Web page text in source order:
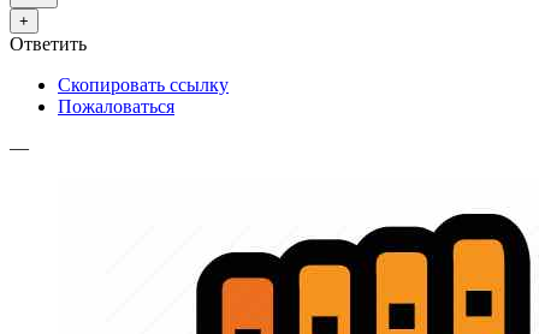
+
Ответить
Скопировать ссылку
Пожаловаться
—